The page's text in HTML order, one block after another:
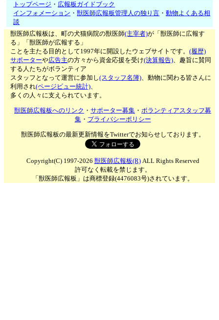
トップページ ・ 広報板ガイドブック
インフォメーション ・獣医師広報板管理人の独り言 ・動物よくある相
談
獣医師広報板は、町の犬猫病院の獣医師(主宰者)が「獣医師に広報す
る」「獣医師が広報する」
ことを主たる目的として1997年に開設したウェブサイトです。(履歴)
サポーターや広告主の方々から資金応援を受け(決算報告)、趣旨に賛同
する人たちがボランティア
スタッフとなって運営に参加し(スタッフ名簿)、動物に関わる皆さんに
利用され(ページビュー統計)、
多くの人々に支えられています。
獣医師広報板へのリンク ・サポーター募集 ・ボランティアスタッフ募
集・ プライバシーポリシー
獣医師広報板の最新更新情報をTwitterでお知らせしております。
Copyright(C) 1997-2026 獣医師広報板(R)ALL Rights Reserved
許可なく転載を禁じます。
「獣医師広報板」は商標登録(4476083号)されています。